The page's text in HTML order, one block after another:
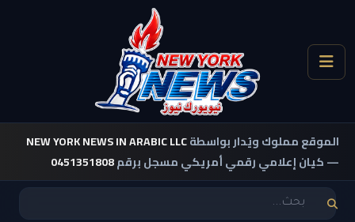
الموقع مملوك ويُدار بواسطةNEW YORK NEWS IN ARABIC LLC
— كيان إعلامي رقمي أمريكي مسجل برقم0451351808